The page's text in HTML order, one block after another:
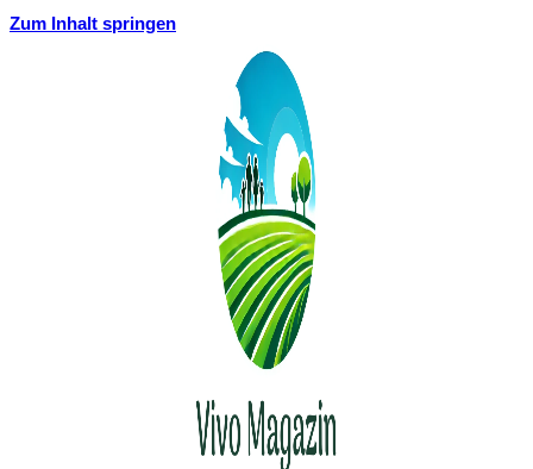
Zum Inhalt springen